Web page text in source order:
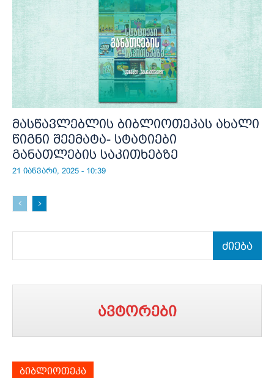
მასწავლებლის ბიბლიოთეკას ახალი
წიგნი შეემატა- სტატიები
განათლების საკითხებზე
21 იანვარი, 2025 - 10:39
ძიება
ავტორები
ბიბლიოთეკა